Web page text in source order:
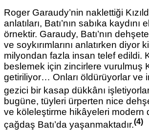
Roger Garaudy’nin naklettiği
anlatıları, Batı’nın sabıka kaydını
örnektir. Garaudy, Batı’nın
ve soykırımlarını anlatırken diyor
milyondan fazla insan telef edildi.
beslemek için zincirlere vurulmuş
getiriliyor… Onları öldürüyorlar ve
gezici bir kasap dükkânı
bugüne, tüyleri ürperten nice
ve köleleştirme hikâyeleri modern
çağdaş Batı’da yaşanmaktadır.(4)